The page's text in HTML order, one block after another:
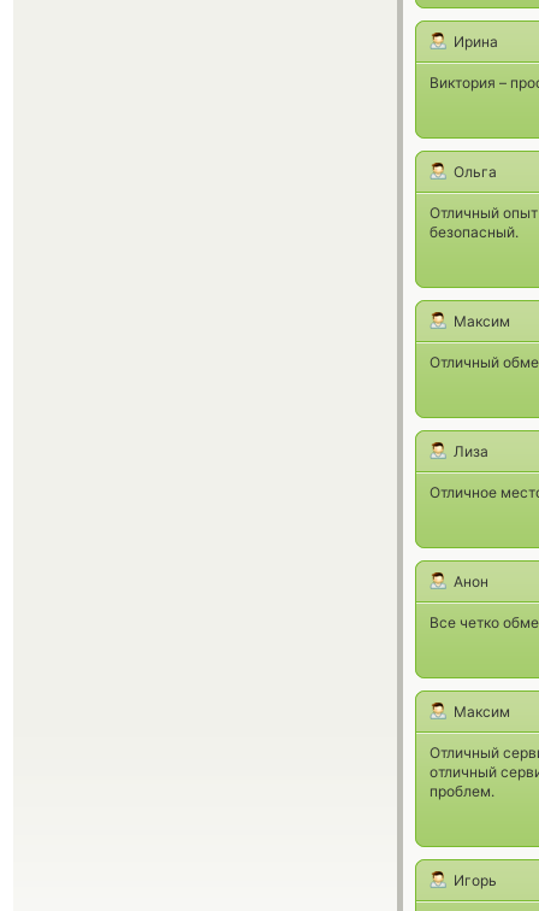
Ирина
Виктория –
Ольга
Отличный
безопасный.
Максим
Отличный
Лиза
Отличное
Анон
Все четко
Максим
Отличный
отличный
проблем.
Игорь